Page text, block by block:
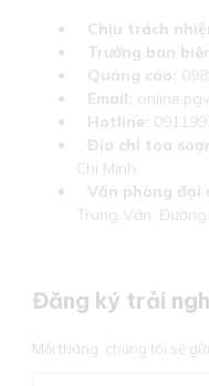
Chịu trách
Trưởng ban
Quảng cáo:
Email:
Hotline:
Địa chỉ tòa
Chí Minh
Văn phòng đại
Trung Văn,
Đăng ký trải
Mỗi tháng, chúng tôi sẽ